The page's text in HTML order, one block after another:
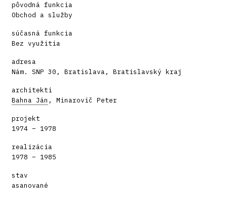
pôvodná funkcia
Obchod a služby
súčasná funkcia
Bez využitia
adresa
Nám. SNP 30, Bratislava, Bratislavský kraj
architekti
Bahna Ján , Minarovič Peter
projekt
1974 – 1978
realizácia
1978 – 1985
stav
asanované